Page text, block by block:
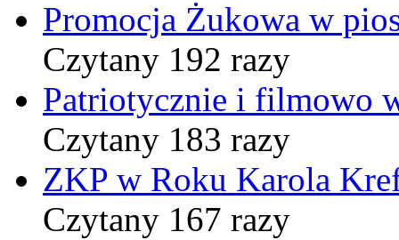
Promocja Żukowa w
Czytany 192 razy
Patriotycznie i filmowo
Czytany 183 razy
ZKP w Roku Karola
Czytany 167 razy